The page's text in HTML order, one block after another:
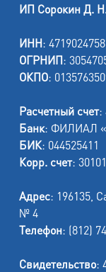
ИП Сорокин Д.
ИНН:
ОГРНИП:
ОКПО:
Расчетный счет:
Банк: ФИЛИАЛ
БИК: 044525411
Корр. счет:
Адрес: 196135,
№ 4
Телефон: (812)
Свидетельство: